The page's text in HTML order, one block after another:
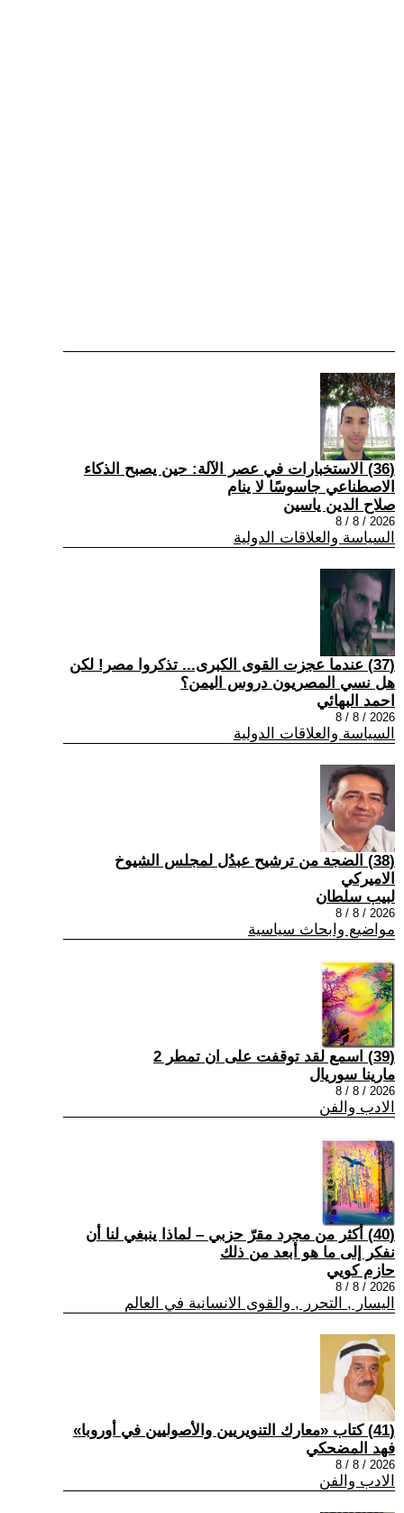
(36) الاستخبارات في عصر الآلة: حين يصبح الذكاء
الاصطناعي جاسوسًا لا ينام
صلاح الدين ياسين
2026 / 8 / 8
السياسة والعلاقات الدولية
(37) عندما عجزت القوى الكبرى... تذكروا مصر! لكن
هل نسي المصريون دروس اليمن؟
احمد البهائي
2026 / 8 / 8
السياسة والعلاقات الدولية
(38) الضجة من ترشيح عبدُل لمجلس الشيوخ
الاميركي
لبيب سلطان
2026 / 8 / 8
مواضيع وابحاث سياسية
(39) اسمع لقد توقفت على ان تمطر 2
مارينا سوريال
2026 / 8 / 8
الادب والفن
(40) أكثر من مجرد مقرّ حزبي – لماذا ينبغي لنا أن
نفكر إلى ما هو أبعد من ذلك
حازم كويي
2026 / 8 / 8
اليسار , التحرر , والقوى الانسانية في العالم
(41) كتاب «معارك التنويريين والأصوليين في أوروبا»
فهد المضحكي
2026 / 8 / 8
الادب والفن